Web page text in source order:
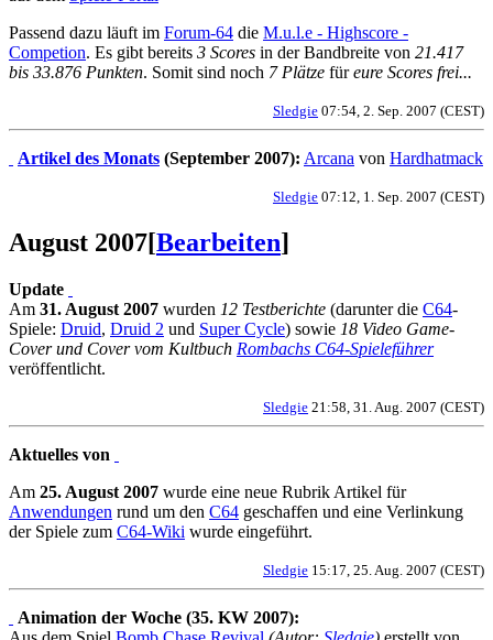
Passend dazu läuft im Forum-64 die M.u.l.e - Highscore -
Competion. Es gibt bereits 3 Scores in der Bandbreite von 21.417
bis 33.876 Punkten. Somit sind noch 7 Plätze füreure Scores frei...
Sledgie 07:54, 2. Sep. 2007 (CEST)
Artikel des Monats (September 2007): Arcana von Hardhatmack
Sledgie 07:12, 1. Sep. 2007 (CEST)
August 2007[Bearbeiten]
Update
Am 31. August 2007 wurden 12 Testberichte (darunter die C64-
Spiele: Druid, Druid 2 und Super Cycle) sowie 18 Video Game-
Cover und Cover vom Kultbuch Rombachs C64-Spieleführer
veröffentlicht.
Sledgie 21:58, 31. Aug. 2007 (CEST)
Aktuelles von
Am 25. August 2007 wurde eine neue Rubrik Artikel für
Anwendungen rund um den C64 geschaffen und eine Verlinkung
der Spiele zum C64-Wiki wurde eingeführt.
Sledgie 15:17, 25. Aug. 2007 (CEST)
Animation der Woche (35. KW 2007):